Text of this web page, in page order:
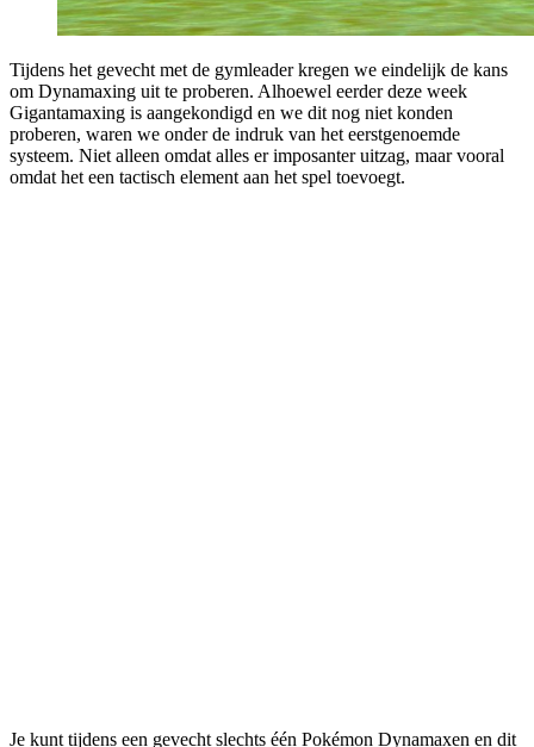
Tijdens het gevecht met de gymleader kregen we eindelijk de kans
om Dynamaxing uit te proberen. Alhoewel eerder deze week
Gigantamaxing is aangekondigd en we dit nog niet konden
proberen, waren we onder de indruk van het eerstgenoemde
systeem. Niet alleen omdat alles er imposanter uitzag, maar vooral
omdat het een tactisch element aan het spel toevoegt.
Je kunt tijdens een gevecht slechts één Pokémon Dynamaxen en dit